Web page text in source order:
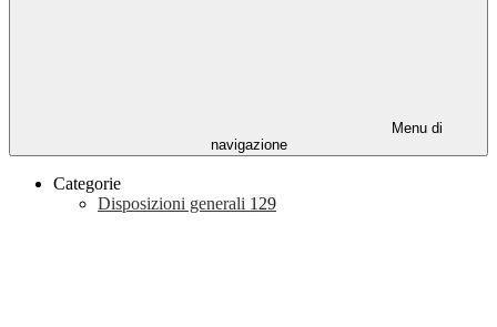
Menu di
navigazione
Categorie
Disposizioni generali 129